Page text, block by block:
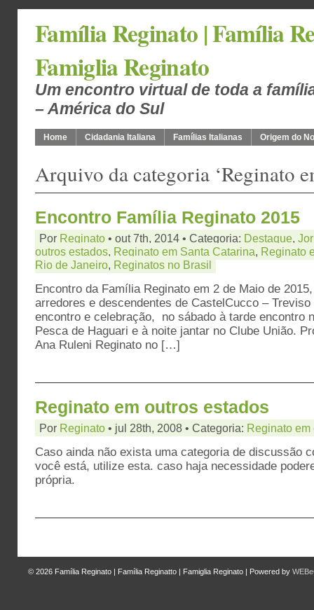
Família Reginato | Família
Famiglia Reginato
Um encontro virtual de toda a
– América do Sul
Home Cidadania Italiana Famílias Italianas Origem do
Arquivo da categoria ‘Reginato
Encontro Família Reginato 2015
Por Reginato • out 7th, 2014 • Categoria: Destaque,
outros estados, Reginato em Santa Catarina, Reginato
Rio de Janeiro, Reginatos no Brasil
Encontro da Família Reginato em 2 de Maio de
arredores e descendentes de CastelCucco –
encontro e celebração, no sábado à tarde encontro
Pesca de Haguari e à noite jantar no Clube União.
Ana Ruleni Reginato no […]
Reginato em outros estados
Por Reginato • jul 28th, 2008 • Categoria: Reginato em
Caso ainda não exista uma categoria de discussão
você está, utilize esta. caso haja necessidade
própria.
© 2026 Família Reginato | Família Reginatto | Famiglia Reginato | Powered by